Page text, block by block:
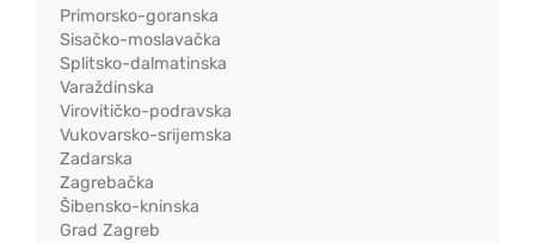
Primorsko-goranska
Sisačko-moslavačka
Splitsko-dalmatinska
Varaždinska
Virovitičko-podravska
Vukovarsko-srijemska
Zadarska
Zagrebačka
Šibensko-kninska
Grad Zagreb